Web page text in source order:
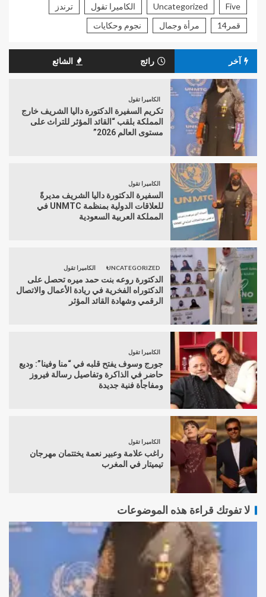
Five
Uncategorized الكاميرا تقول
ترندز
قمر14
مرأة وجمال نجوم وحكايات
آخر رائج الشائع
الكاميرا تقول
تكريم السفيرة الدكتورة داليا الشريف خارج
المملكة بلقب “القائد المؤثر للتراث على
مستوى العالم 2026”
الكاميرا تقول
السفيرة الدكتورة داليا الشريف مديرةً
للعلاقات الدولية بمنظمة UNMTC في
المملكة العربية السعودية
UNCATEGORIZED الكاميرا تقول
الدكتورة روعه بنت حمد ميره تحصل على
الدكتوراه الفخرية في ريادة الأعمال والاتصال
الرقمي وشهادة القائد المؤثر
الكاميرا تقول
جورج وسوف يفتح قلبه في “منا وفينا”: وديع
حاضر في الذاكرة وتفاصيل رسالة فيروز
ومفاجأة فنية جديدة
الكاميرا تقول
راغب علامة وعبير نعمة يختتمان مهرجان
تيميتار في المغرب
لا تفوتك قراءة هذه الموضوعات